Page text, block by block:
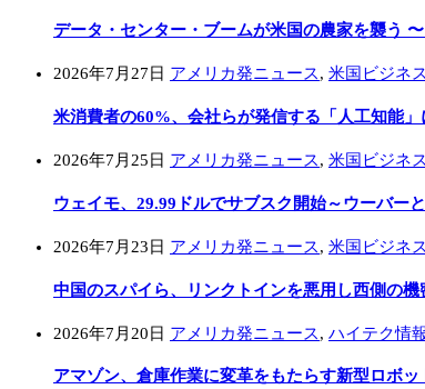
データ・センター・ブームが米国の農家を襲う
2026年7月27日 アメリカ発ニュース, 米国ビジネス
米消費者の60%、会社らが発信する「人工知能
2026年7月25日 アメリカ発ニュース, 米国ビジネス
ウェイモ、29.99ドルでサブスク開始～ウーバー
2026年7月23日 アメリカ発ニュース, 米国ビジネス
中国のスパイら、リンクトインを悪用し西側の
2026年7月20日 アメリカ発ニュース, ハイテク情
アマゾン、倉庫作業に変革をもたらす新型ロボ